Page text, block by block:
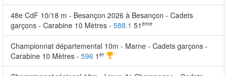
48e CdF 10/18 m - Besançon 2026 à Besançon - Cadets
garçons - Carabine 10 Mètres - 588.1 51 ème
Championnat départemental 10m - Marne - Cadets garçons -
Carabine 10 Mètres - 596 1 er